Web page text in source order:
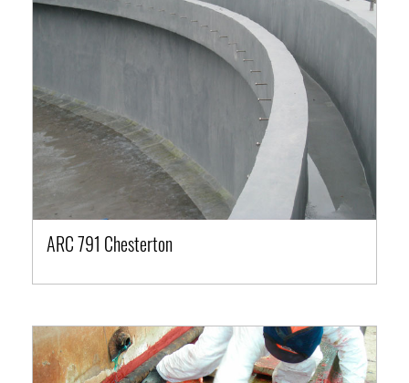
ARC 791 Chesterton